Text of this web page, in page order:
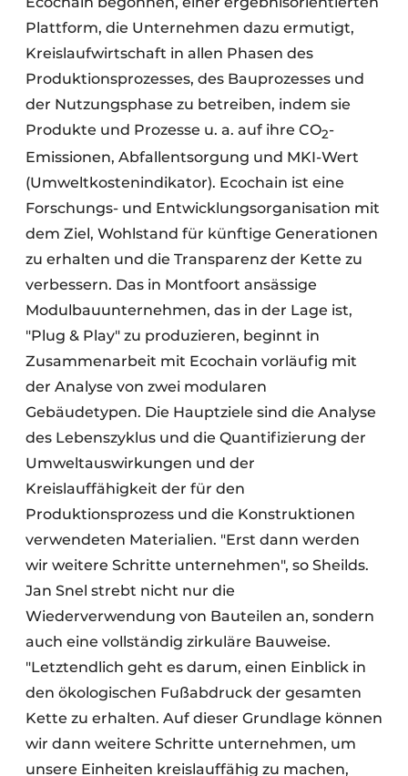
Plattform, die Unternehmen dazu ermutigt,
Kreislaufwirtschaft in allen Phasen des
Produktionsprozesses, des Bauprozesses und
der Nutzungsphase zu betreiben, indem sie
Produkte und Prozesse u. a. auf ihre CO2-
Emissionen, Abfallentsorgung und MKI-Wert
(Umweltkostenindikator). Ecochain ist eine
Forschungs- und Entwicklungsorganisation mit
dem Ziel, Wohlstand für künftige Generationen
zu erhalten und die Transparenz der Kette zu
verbessern. Das in Montfoort ansässige
Modulbauunternehmen, das in der Lage ist,
"Plug & Play" zu produzieren, beginnt in
Zusammenarbeit mit Ecochain vorläufig mit
der Analyse von zwei modularen
Gebäudetypen. Die Hauptziele sind die Analyse
des Lebenszyklus und die Quantifizierung der
Umweltauswirkungen und der
Kreislauffähigkeit der für den
Produktionsprozess und die Konstruktionen
verwendeten Materialien. "Erst dann werden
wir weitere Schritte unternehmen", so Sheilds.
Jan Snel strebt nicht nur die
Wiederverwendung von Bauteilen an, sondern
auch eine vollständig zirkuläre Bauweise.
"Letztendlich geht es darum, einen Einblick in
den ökologischen Fußabdruck der gesamten
Kette zu erhalten. Auf dieser Grundlage können
wir dann weitere Schritte unternehmen, um
unsere Einheiten kreislauffähig zu machen,